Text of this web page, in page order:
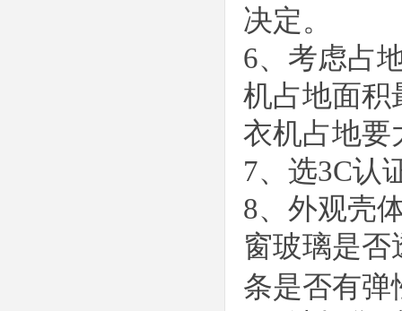
决定。
6、 考虑占
机占地面积
衣机占地要
7、 选3C认
8、 外观壳
窗玻璃是否
条是否有弹